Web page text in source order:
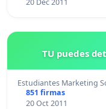
TU puedes
Estudiantes Marketing
851 firmas
20 Oct 2011